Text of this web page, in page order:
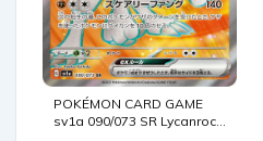
POKÉMON CARD GAME
sv1a 090/073 SR Lycanroc